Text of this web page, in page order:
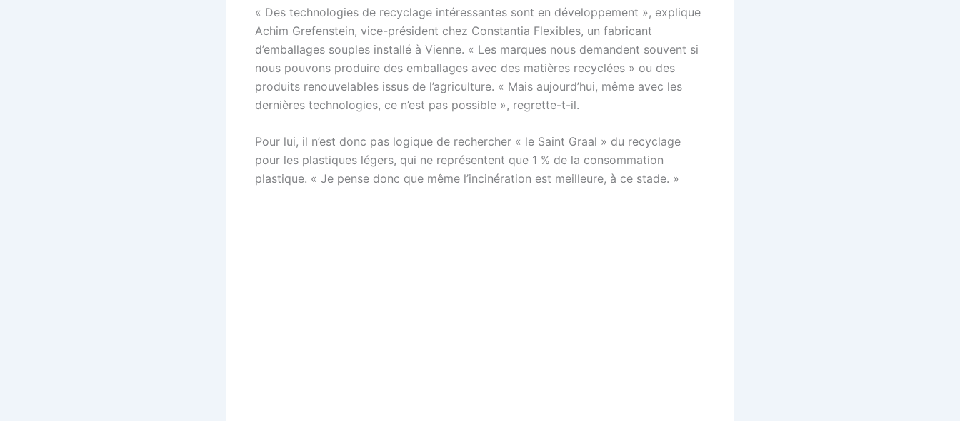
« Des technologies de recyclage intéressantes sont en développement », explique
Achim Grefenstein, vice-président chez Constantia Flexibles, un fabricant
d’emballages souples installé à Vienne. « Les marques nous demandent souvent si
nous pouvons produire des emballages avec des matières recyclées » ou des
produits renouvelables issus de l’agriculture. « Mais aujourd’hui, même avec les
dernières technologies, ce n’est pas possible », regrette-t-il.
Pour lui, il n’est donc pas logique de rechercher « le Saint Graal » du recyclage
pour les plastiques légers, qui ne représentent que 1 % de la consommation
plastique. « Je pense donc que même l’incinération est meilleure, à ce stade. »